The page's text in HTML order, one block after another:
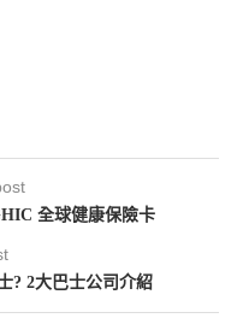
全球健康保險卡
? 2大巴士公司介紹